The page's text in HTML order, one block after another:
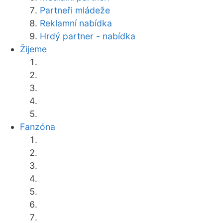
Partneři mládeže
Reklamní nabídka
Hrdý partner - nabídka
Žijeme
Fanzóna